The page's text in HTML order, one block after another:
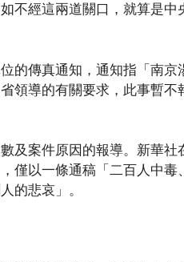
不經這兩道關口，就算是中
的傳真通知，通知指「南京
領導的有關要求，此事暫不
及案件原因的報導。新華社
僅以一條通稿「二百人中毒
的悲哀」。